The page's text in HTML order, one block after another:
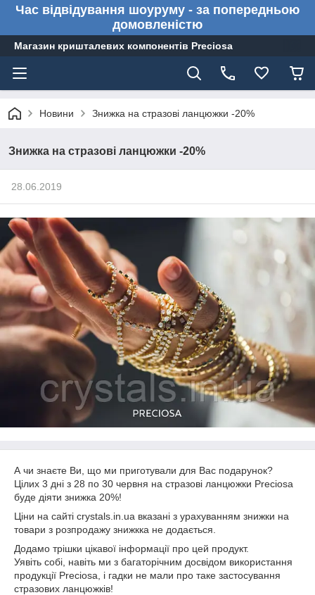
Час відвідування шоуруму - за попередньою
домовленістю
Магазин кришталевих компонентів Preciosa
Новини Знижка на стразові ланцюжки -20%
Знижка на стразові ланцюжки -20%
28.06.2019
А чи знаєте Ви, що ми приготували для Вас подарунок?
Цілих 3 дні з 28 по 30 червня на стразові ланцюжки Preciosa
буде діяти знижка 20%!
Ціни на сайті crystals.in.ua вказані з урахуванням знижки на
товари з розпродажу знижкка не додається.
Додамо трішки цікавої інформації про цей продукт.
Уявіть собі, навіть ми з багаторічним досвідом використання
продукції Preciosa, і гадки не мали про таке застосування
стразових ланцюжків!